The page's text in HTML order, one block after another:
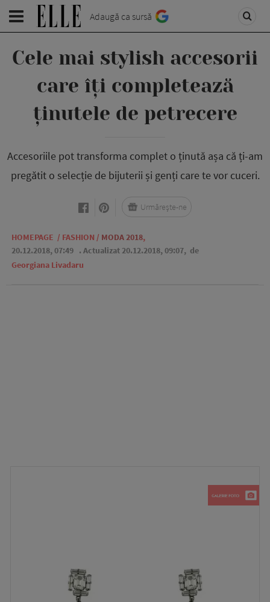
Adaugă ca sursă
Cele mai stylish accesorii
care îți completează
ținutele de petrecere
Accesoriile pot transforma complet o ținută așa că ți-am
pregătit o selecție de bijuterii și genți care te vor cuceri.
HOMEPAGE / FASHION / MODA 2018,
20.12.2018, 07:49 . Actualizat 20.12.2018, 09:07, de
Georgiana Livadaru
Urmărește-ne